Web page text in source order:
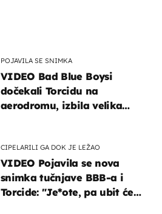
POJAVILA SE SNIMKA
VIDEO Bad Blue Boysi
dočekali Torcidu na
aerodromu, izbila velika
CIPELARILI GA DOK JE LEŽAO
VIDEO Pojavila se nova
snimka tučnjave BBB-a i
Torcide: "Je*ote, pa ubit će